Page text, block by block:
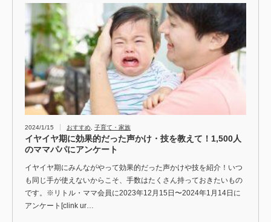
2024/1/15 おすすめ, 子育て・家族
イヤイヤ期に効果的だった声かけ・技を教えて！1,500人
のママパパにアンケート
イヤイヤ期にみんながやって効果的だった声かけや技を紹介！いつ
も同じ手が使えないからこそ、手数はたくさん持っておきたいもの
です。※リトル・ママ会員に2023年12月15日〜2024年1月14日に
アンケート[clink ur…